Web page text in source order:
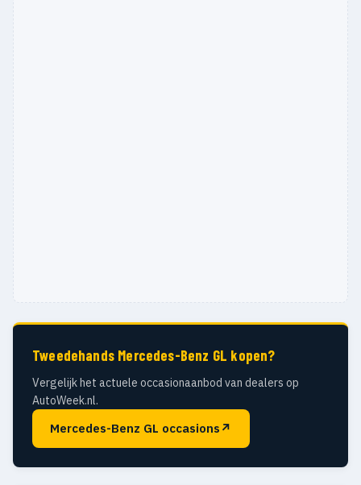
Tweedehands Mercedes-Benz GL kopen?
Vergelijk het actuele occasionaanbod van dealers op
AutoWeek.nl.
Mercedes-Benz GL occasions ↗